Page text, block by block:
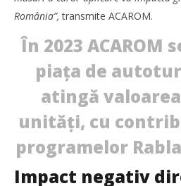
transport și logistică la București
Bianca
România”, transmite ACAROM.
În 2023 ACAROM
piața de
atingă valoarea
unități, cu
programelor
Impact negativ